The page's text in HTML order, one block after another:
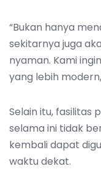
“Bukan hanya
sekitarnya juga
nyaman. Kami
yang lebih
Selain itu, fasilitas
selama ini tidak
kembali dapat
waktu dekat.